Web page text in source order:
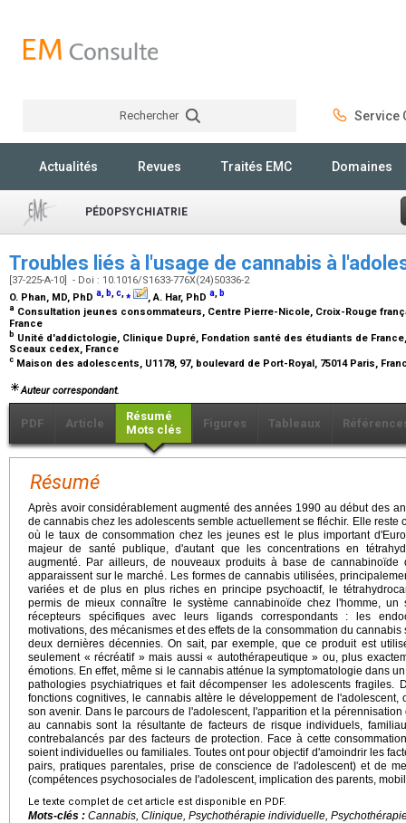
Rechercher Service
Actualités Revues Traités EMC Domaines
PÉDOPSYCHIATRIE
Troubles liés à l'usage de cannabis à
[37-225-A-10] - Doi : 10.1016/S1633-776X(24)50336-2
O. Phan, MD, PhD a, b,c,⁎ , A. Har, PhD a, b
a Consultation jeunes consommateurs, Centre Pierre-Nicole, Croix-Rouge
France
b Unité d'addictologie, Clinique Dupré, Fondation santé des étudiants de France,
Sceaux cedex, France
c Maison des adolescents, U1178, 97, boulevard de Port-Royal, 75014 Paris,
Auteur correspondant.
PDF Article
Résumé
Mots clés
Figures Tableaux
Résumé
Après avoir considérablement augmenté des années 1990 au début des
de cannabis chez les adolescents semble actuellement se fléchir. Elle reste
où le taux de consommation chez les jeunes est le plus important
majeur de santé publique, d'autant que les concentrations en
augmenté. Par ailleurs, de nouveaux produits à base de cannabinoïde
apparaissent sur le marché. Les formes de cannabis utilisées,
variées et de plus en plus riches en principe psychoactif, le
permis de mieux connaître le système cannabinoïde chez l'homme,
récepteurs spécifiques avec leurs ligands correspondants : les
motivations, des mécanismes et des effets de la consommation du
deux dernières décennies. On sait, par exemple, que ce produit est
seulement « récréatif » mais aussi « autothérapeutique » ou, plus
émotions. En effet, même si le cannabis atténue la symptomatologie dans
pathologies psychiatriques et fait décompenser les adolescents fragiles.
fonctions cognitives, le cannabis altère le développement de
son avenir. Dans le parcours de l'adolescent, l'apparition et la
au cannabis sont la résultante de facteurs de risque individuels,
contrebalancés par des facteurs de protection. Face à cette
soient individuelles ou familiales. Toutes ont pour objectif d'amoindrir les
pairs, pratiques parentales, prise de conscience de l'adolescent) et de
(compétences psychosociales de l'adolescent, implication des parents,
Le texte complet de cet article est disponible en PDF.
Mots-clés : Cannabis, Clinique, Psychothérapie individuelle,